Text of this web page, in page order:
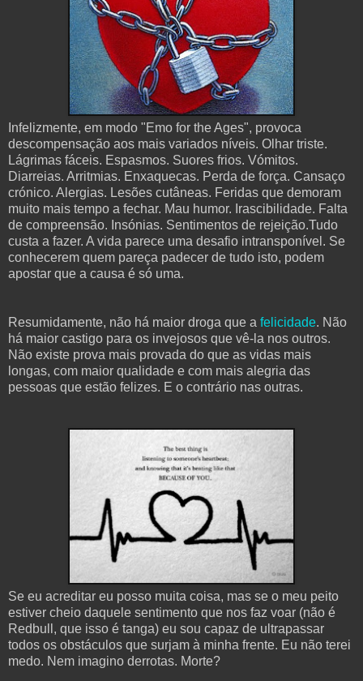
Infelizmente, em modo "Emo for the Ages", provoca
descompensação aos mais variados níveis. Olhar triste.
Lágrimas fáceis. Espasmos. Suores frios. Vómitos.
Diarreias. Arritmias. Enxaquecas. Perda de força. Cansaço
crónico. Alergias. Lesões cutâneas. Feridas que demoram
muito mais tempo a fechar. Mau humor. Irascibilidade. Falta
de compreensão. Insónias. Sentimentos de rejeição.Tudo
custa a fazer. A vida parece uma desafio intransponível. Se
conhecerem quem pareça padecer de tudo isto, podem
apostar que a causa é só uma.
Resumidamente, não há maior droga que a felicidade. Não
há maior castigo para os invejosos que vê-la nos outros.
Não existe prova mais provada do que as vidas mais
longas, com maior qualidade e com mais alegria das
pessoas que estão felizes. E o contrário nas outras.
Se eu acreditar eu posso muita coisa, mas se o meu peito
estiver cheio daquele sentimento que nos faz voar (não é
Redbull, que isso é tanga) eu sou capaz de ultrapassar
todos os obstáculos que surjam à minha frente. Eu não terei
medo. Nem imagino derrotas. Morte?